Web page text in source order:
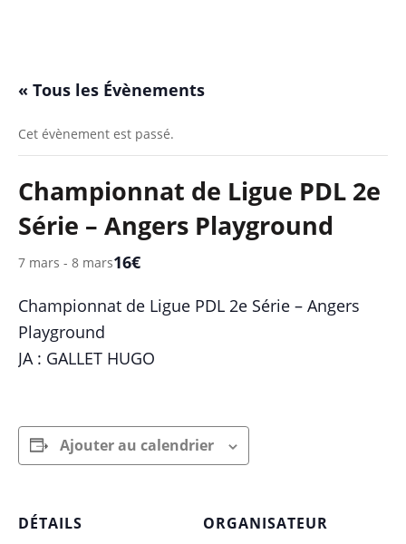
« Tous les Évènements
Cet évènement est passé.
Championnat de Ligue PDL 2e
Série – Angers Playground
7 mars - 8 mars16€
Championnat de Ligue PDL 2e Série – Angers
Playground
JA : GALLET HUGO
Ajouter au calendrier
DÉTAILS
ORGANISATEUR